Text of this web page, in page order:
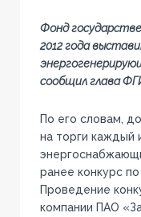
Фонд
2012 года
сообщил глава
По его словам,
на торги каждый
ранее конкурс
Проведение
компании ПАО